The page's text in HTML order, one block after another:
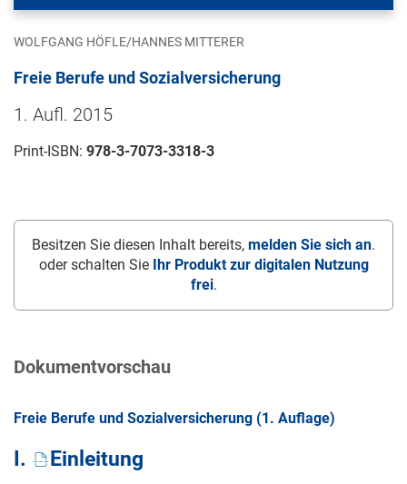
WOLFGANG HÖFLE/HANNES MITTERER
Freie Berufe und Sozialversicherung
1. Aufl. 2015
Print-ISBN: 978-3-7073-3318-3
Besitzen Sie diesen Inhalt bereits, melden Sie sich an.
oder schalten Sie Ihr Produkt zur digitalen Nutzung
frei.
Dokumentvorschau
Freie Berufe und Sozialversicherung (1. Auflage)
I. Einleitung